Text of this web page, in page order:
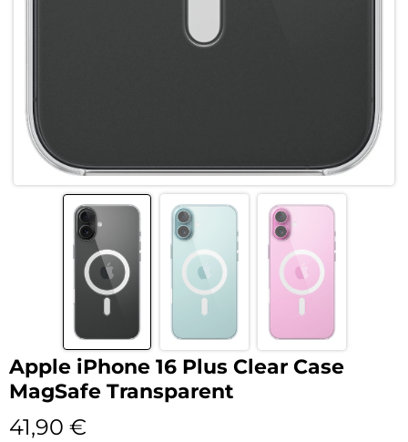
Apple iPhone 16 Plus Clear Case
MagSafe Transparent
41,90 €